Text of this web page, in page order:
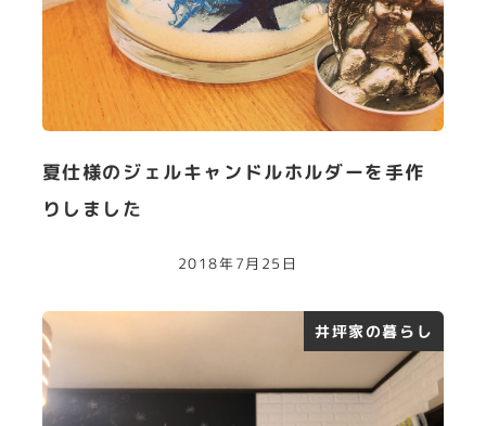
夏仕様のジェルキャンドルホルダーを手作
りしました
2018年7月25日
井坪家の暮らし